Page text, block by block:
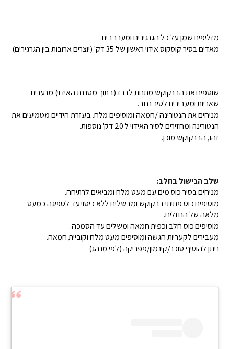
מזליפים שמן על כל הגרגירים ומערבבים.
מאדים בסיר קוסקוס אידוי ראשון של 35 דק' (יוצרים ארובות בין הגרגירים)
שוטפים את הברקוקש מתחת לברז (בתוך מסננת האידוי) מנערים
שאריות ומעבירים לסיר רחב.
מניחים את הנטורינה /חמאה ומוסיפים מלח. בעזרת הידיים מטמיעים את
הנטורינה ומחזירים לסיר האידוי ל 20 דק' נוספות.
זהו, הברקוקש מוכן.
שלב הבישול בחלב:
מניחים בסיר כוס מים עם מעט מלח ומביאים לרתיחה.
מוסיפים כוס פתיתי ברקוקש ומבשלים ללא כיסוי עד לספיגה כמעט
מלאה של הנוזלים.
מוסיפים כוס חלב וכפית חמאה ומשלים עד הסמכה.
מעבירים לקעריות הגשה ומוסיפים מעט מלח וקוביית חמאה.
ניתן להוסיף סוכר/קינמון/פפריקה (לפי מנהג)